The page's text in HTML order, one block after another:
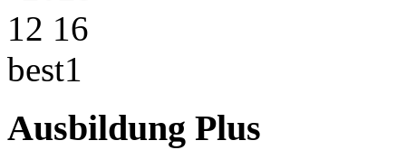
Ausbildung Plus